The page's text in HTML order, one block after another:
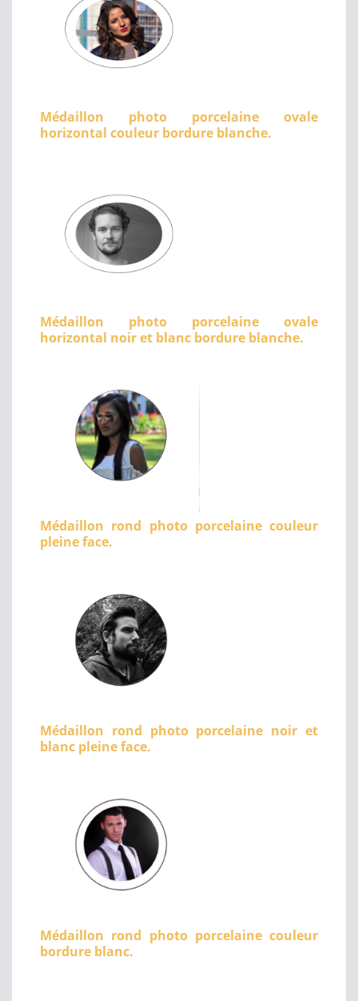
Médaillon photo porcelaine ovale
horizontal couleur bordure blanche.
Médaillon photo porcelaine ovale
horizontal noir et blanc bordure blanche.
Médaillon rond photo porcelaine couleur
pleine face.
Médaillon rond photo porcelaine noir et
blanc pleine face.
Médaillon rond photo porcelaine couleur
bordure blanc.